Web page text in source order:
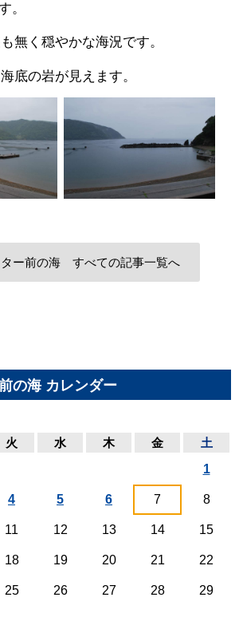
。
無く穏やかな海況です。
底の岩が見えます。
ー前の海 すべての記事一覧へ
の海 カレンダー
火 水 木 金 土
1
4 5 6 7 8
11 12 13 14 15
18 19 20 21 22
25 26 27 28 29